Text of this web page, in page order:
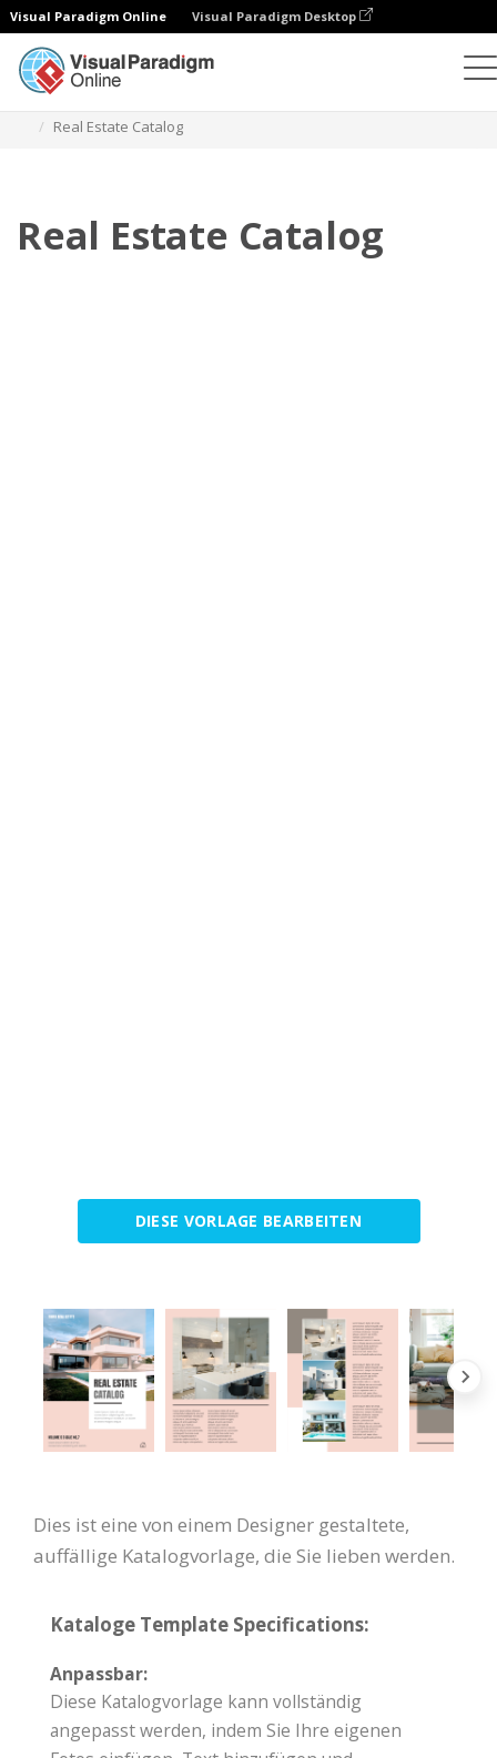
Visual Paradigm Online Visual Paradigm Desktop
Real Estate Catalog
Real Estate Catalog
DIESE VORLAGE BEARBEITEN
Dies ist eine von einem Designer gestaltete,
auffällige Katalogvorlage, die Sie lieben werden.
Kataloge Template Specifications:
Anpassbar:
Diese Katalogvorlage kann vollständig
angepasst werden, indem Sie Ihre eigenen